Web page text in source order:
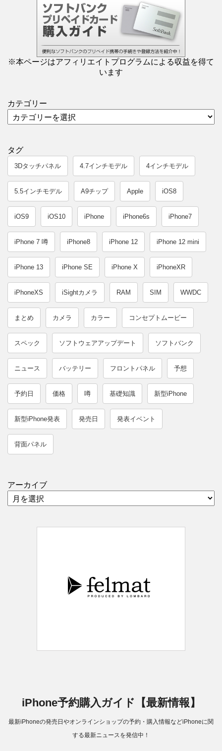
※本ページはアフィリエイトプログラムによる収益を得て
います
カテゴリー
タグ
3Dタッチパネル 4.7インチモデル 4インチモデル
5.5インチモデル A9チップ Apple iOS8
iOS9 iOS10 iPhone iPhone6s iPhone7
iPhone 7 噂 iPhone8 iPhone 12 iPhone 12 mini
iPhone 13 iPhone SE iPhone X iPhoneXR
iPhoneXS iSightカメラ RAM SIM WWDC
まとめ カメラ カラー コンセプトムービー
スペック ソフトウェアアップデート ソフトバンク
ニュース バッテリー フロントパネル 予想
予約日 価格 噂 基礎知識 新型iPhone
新型iPhone発表 発売日 発表イベント
背面パネル
アーカイブ
iPhone予約購入ガイド【最新情報】
最新iPhoneの発売日やオンラインショップの予約・購入情報などiPhoneに関
する最新ニュースを発信中！